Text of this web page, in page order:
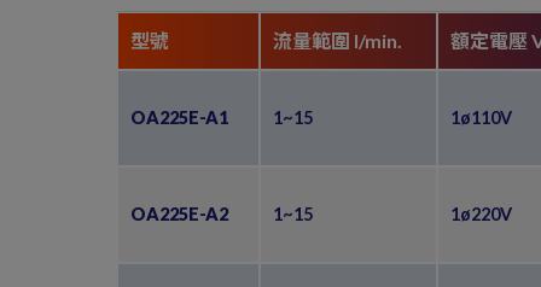
型號 流量範圍 l/min. 額定電壓
OA225E-A1 1~15 1ø110V
OA225E-A2 1~15 1ø220V